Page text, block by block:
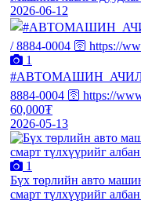
2026-06-12
1
8884-0004 🛜 https://
60,000₮
2026-05-13
1
Бүх төрлийн авто
смарт түлхүүрийг